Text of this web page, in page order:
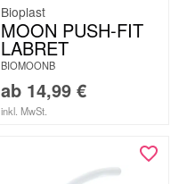
Bioplast
MOON PUSH-FIT
LABRET
BIOMOONB
ab 14,99 €
inkl. MwSt.